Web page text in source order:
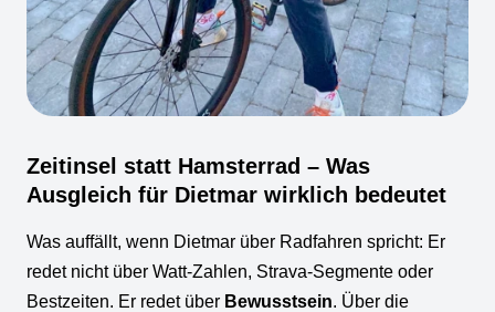
Zeitinsel statt Hamsterrad – Was
Ausgleich für Dietmar wirklich bedeutet
Was auffällt, wenn Dietmar über Radfahren spricht: Er
redet nicht über Watt-Zahlen, Strava-Segmente oder
Bestzeiten. Er redet über Bewusstsein. Über die